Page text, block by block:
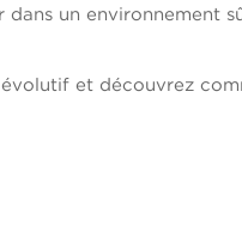
dans un environnement
et découvrez